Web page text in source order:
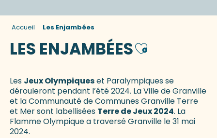
Accueil Les Enjambées
LES ENJAMBÉESAjouter aux
Les Jeux Olympiqueset Paralympiques se
dérouleront pendant l’été 2024. La Ville de Granville
et la Communauté de Communes Granville Terre
et Mer sont labellisées Terre de Jeux 2024. La
Flamme Olympique a traversé Granville le 31 mai
2024.